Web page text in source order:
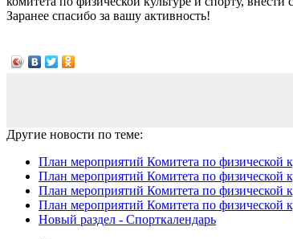
Заранее спасибо за вашу активность!
Другие новости по теме:
План мероприятий Комитета по физической
План мероприятий Комитета по физической
План мероприятий Комитета по физической
План мероприятий Комитета по физической
Новый раздел - Спорткалендарь